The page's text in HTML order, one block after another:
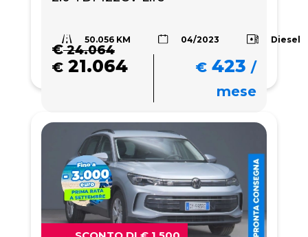
50.056 KM 04/2023 Diesel
€24.064
€ 21.064 € 423 /
mese